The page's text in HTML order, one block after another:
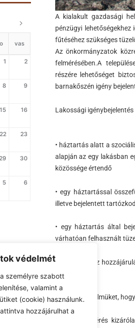
védelmét
személyre szabott
valamint a
(cookie) használunk.
hozzájárulhat a
vas
1 2
8 9
15 16
22 23
29 30
5 6
A kialakult gazdasági
pénzügyi
fűtéséhez szükséges
Az önkormányzatok
felmérésében.A
részére lehetőséget
barnakőszén igény
Lakossági igénybejelentés
• háztartás alatt a
alapján az egy lakásban
közössége értendő
• egy háztartással
illetve bejelentett
• egy háztartás által
várhatóan felhasznált
Az igényléshez
kezelhesse.
Felhívjuk figyelmüket,
Az igényfelmérés